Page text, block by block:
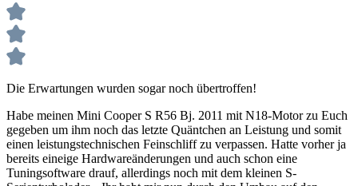
Die Erwartungen wurden sogar noch übertroffen!
Habe meinen Mini Cooper S R56 Bj. 2011 mit N18-Motor zu Euch
gegeben um ihm noch das letzte Quäntchen an Leistung und somit
einen leistungstechnischen Feinschliff zu verpassen. Hatte vorher ja
bereits eineige Hardwareänderungen und auch schon eine
Tuningsoftware drauf, allerdings noch mit dem kleinen S-